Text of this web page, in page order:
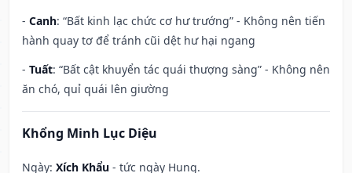
- Canh: “Bất kinh lạc chức cơ hư trướng” - Không nên tiến
hành quay tơ để tránh cũi dệt hư hại ngang
- Tuất: “Bất cật khuyển tác quái thượng sàng” - Không nên
ăn chó, quỉ quái lên giường
Khổng Minh Lục Diệu
Ngày: Xích Khẩu - tức ngày Hung.